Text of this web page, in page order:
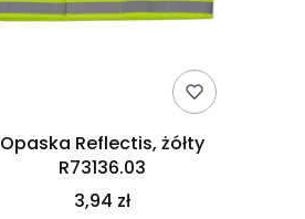
Opaska Reflectis, żółty
R73136.03
3,94 zł